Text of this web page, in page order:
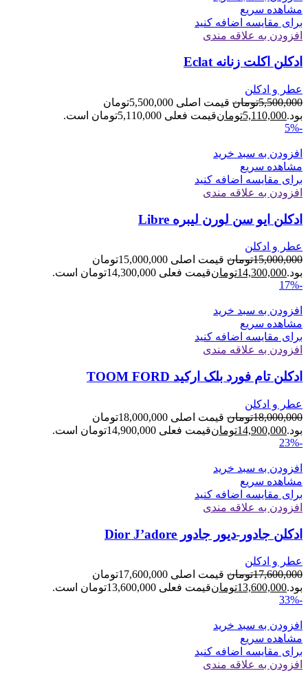
مشاهده سریع
برای مقایسه اضافه کنید
افزودن به علاقه مندی
ادکلن اکلت زنانه Eclat
عطر و ادکلن
5,500,000تومان
قیمت اصلی 5,500,000تومان
بود.5,110,000تومانقیمت فعلی 5,110,000تومان است.
-5%
افزودن به سبد خرید
مشاهده سریع
برای مقایسه اضافه کنید
افزودن به علاقه مندی
ادکلن ایو سن لورن لیبره Libre
عطر و ادکلن
15,000,000تومان
قیمت اصلی 15,000,000تومان
بود.14,300,000تومانقیمت فعلی 14,300,000تومان است.
-17%
افزودن به سبد خرید
مشاهده سریع
برای مقایسه اضافه کنید
افزودن به علاقه مندی
ادکلن تام فورد بلک ارکید TOOM FORD
عطر و ادکلن
18,000,000تومان
قیمت اصلی 18,000,000تومان
بود.14,900,000تومانقیمت فعلی 14,900,000تومان است.
-23%
افزودن به سبد خرید
مشاهده سریع
برای مقایسه اضافه کنید
افزودن به علاقه مندی
ادکلن جادور-دیور جادور Dior J’adore
عطر و ادکلن
17,600,000تومان
قیمت اصلی 17,600,000تومان
بود.13,600,000تومانقیمت فعلی 13,600,000تومان است.
-33%
افزودن به سبد خرید
مشاهده سریع
برای مقایسه اضافه کنید
افزودن به علاقه مندی